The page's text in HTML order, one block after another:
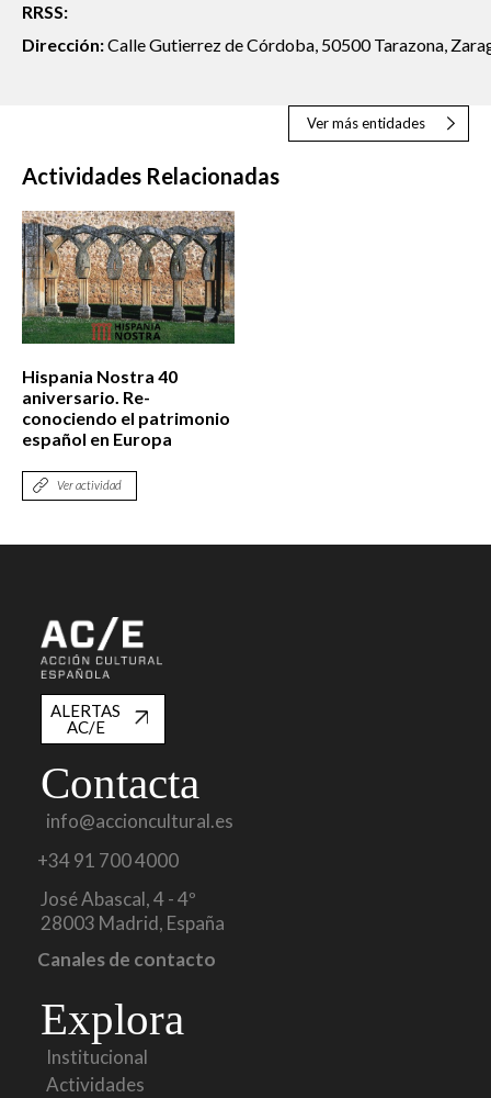
RRSS:
Dirección:Calle Gutierrez de Córdoba, 50500 Tarazona,
Ver más entidades
Actividades Relacionadas
Hispania Nostra 40
aniversario. Re-
conociendo el patrimonio
español en Europa
Ver actividad
ALERTAS
AC/E
Contacta
info@accioncultural.es
+34 91 700 4000
José Abascal, 4 - 4º
28003 Madrid, España
Canales de contacto
Explora
Institucional
Actividades